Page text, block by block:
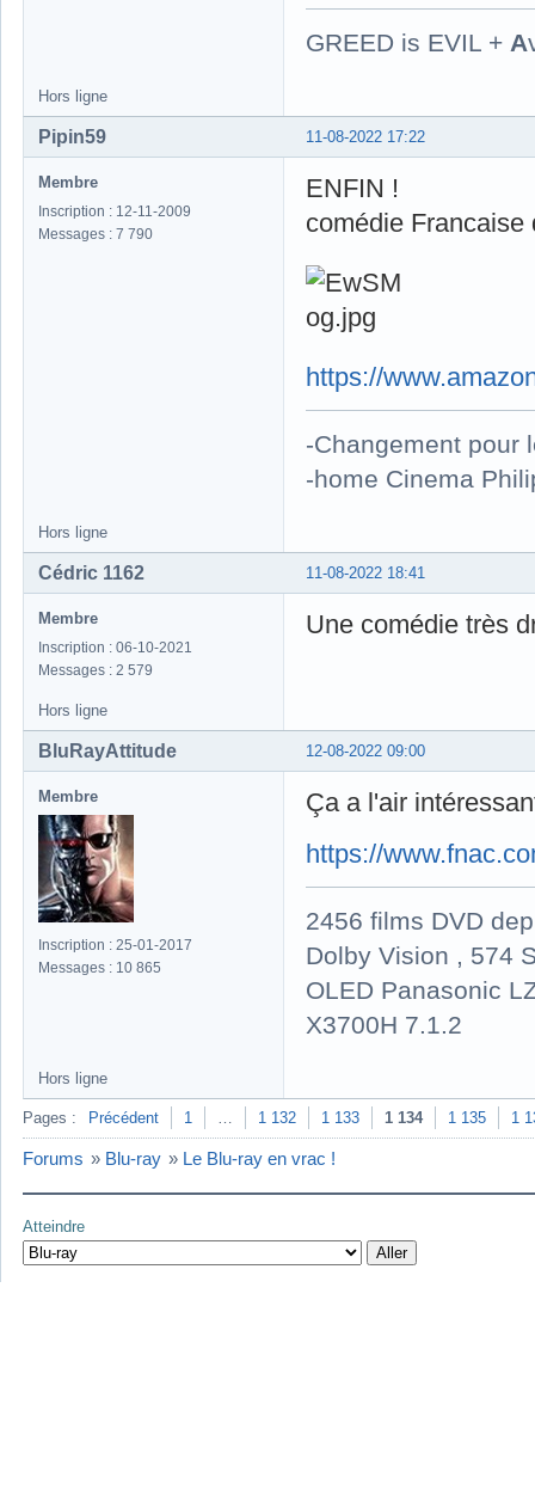
GREED is EVIL + A
Hors ligne
11-08-2022 17:22
Pipin59
Membre
Inscription : 12-11-2009
Messages : 7 790
ENFIN !
comédie
https://
-Changement pour
-home Cinema
Hors ligne
11-08-2022 18:41
Cédric 1162
Membre
Inscription : 06-10-2021
Messages : 2 579
Une comédie très
Hors ligne
12-08-2022 09:00
BluRayAttitude
Membre
Inscription : 25-01-2017
Messages : 10 865
Ça a l'air
https://
2456 films DVD
Dolby Vision , 574
OLED Panasonic
X3700H 7.1.2
Hors ligne
Pages : Précédent 1 1 132 1 133 1 134 1 135 1
Forums » Blu-ray » Le Blu-ray en vrac !
Atteindre